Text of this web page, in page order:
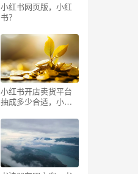
小红书网页版，小红
书？
小红书开店卖货平台
抽成多少合适，小红